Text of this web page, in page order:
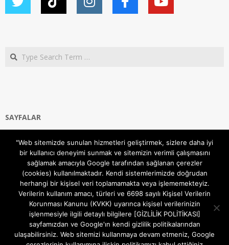
Search
SAYFALAR
Gizlilik ve Çerezler (Cookies) Politikası
Hakkımızda
İletişim Kanalları
MODEM KURULUM
TEKNİK DESTEK
TELEVİZYON SİSTEMLERİ
"Web sitemizde sunulan hizmetleri geliştirmek, sizlere daha iyi
bir kullanıcı deneyimi sunmak ve sitemizin verimli çalışmasını
sağlamak amacıyla Google tarafından sağlanan çerezler
(cookies) kullanılmaktadır. Kendi sistemlerimizde doğrudan
herhangi bir kişisel veri toplamamakta veya işlememekteyiz.
Verilerin kullanım amacı, türleri ve 6698 sayılı Kişisel Verilerin
Korunması Kanunu (KVKK) uyarınca kişisel verilerinizin
işlenmesiyle ilgili detaylı bilgilere [GİZLİLİK POLİTİKASI]
sayfamızdan ve Google'ın kendi gizlilik politikalarından
ulaşabilirsiniz. Web sitemizi kullanmaya devam etmeniz, Google